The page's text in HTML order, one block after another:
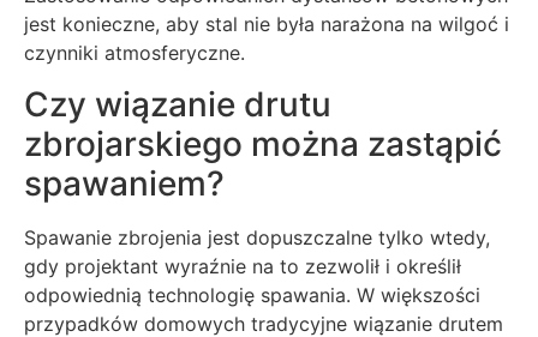
jest konieczne, aby stal nie była narażona na wilgoć i
czynniki atmosferyczne.
Czy wiązanie drutu
zbrojarskiego można zastąpić
spawaniem?
Spawanie zbrojenia jest dopuszczalne tylko wtedy,
gdy projektant wyraźnie na to zezwolił i określił
odpowiednią technologię spawania. W większości
przypadków domowych tradycyjne wiązanie drutem